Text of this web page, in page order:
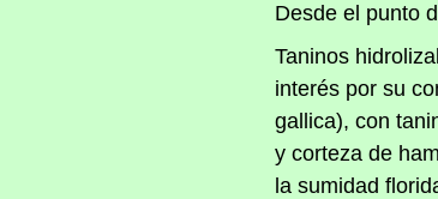
Desde el punto
Taninos
interés por su
gallica), con
y corteza de
la sumidad